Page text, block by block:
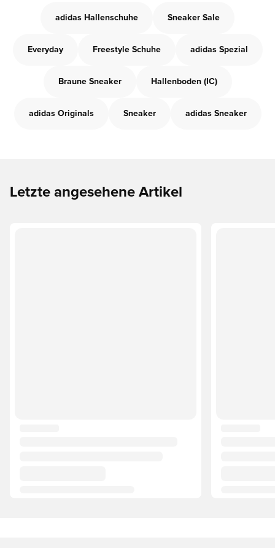
adidas Hallenschuhe Sneaker Sale
Everyday Freestyle Schuhe adidas Spezial
Braune Sneaker Hallenboden (IC)
adidas Originals Sneaker adidas Sneaker
Letzte angesehene Artikel